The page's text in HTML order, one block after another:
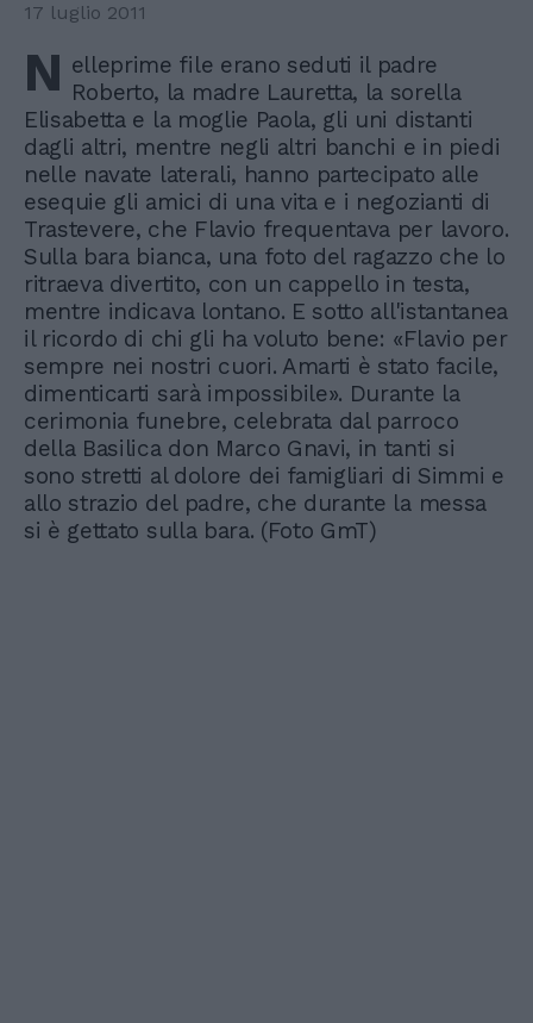
17 luglio 2011
N elleprime file erano seduti il padre
Roberto, la madre Lauretta, la sorella
Elisabetta e la moglie Paola, gli uni distanti
dagli altri, mentre negli altri banchi e in piedi
nelle navate laterali, hanno partecipato alle
esequie gli amici di una vita e i negozianti di
Trastevere, che Flavio frequentava per lavoro.
Sulla bara bianca, una foto del ragazzo che lo
ritraeva divertito, con un cappello in testa,
mentre indicava lontano. E sotto all'istantanea
il ricordo di chi gli ha voluto bene: «Flavio per
sempre nei nostri cuori. Amarti è stato facile,
dimenticarti sarà impossibile». Durante la
cerimonia funebre, celebrata dal parroco
della Basilica don Marco Gnavi, in tanti si
sono stretti al dolore dei famigliari di Simmi e
allo strazio del padre, che durante la messa
si è gettato sulla bara. (Foto GmT)